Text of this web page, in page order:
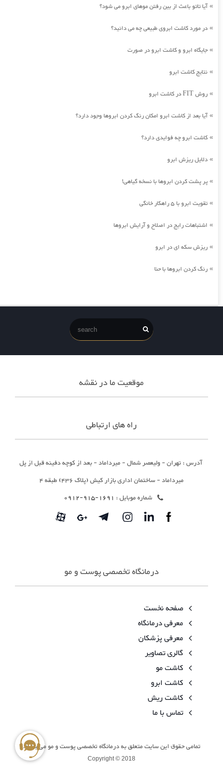
»آیا تاتو باعث از بین رفتن موهای ابرو می شود؟
» در مورد کاشت ابروی طبیعی چه می دانید؟
» جایگاه ابرو و کاشت ابرو در صورت
» نتایج کاشت ابرو
» روش FIT در کاشت ابرو
»آیا بعد از کاشت ابرو امکان رنگ کردن ابروها وجود دارد؟
» کاشت ابرو چه فوایدی دارد؟
» دلایل ریزش ابرو
» پر پشت کردن ابروها با نسخه گیاهی!
» تقویت ابرو با 5 راهکار خانگی
» اشتباهات رایج در اصلاح و آرایش ابروها
» ریزش سکه ای در ابرو
» رنگ کردن ابروها با حنا
موقعیت ما در نقشه
راه های ارتباطی
آدرس : تهران - ولیعصر شمال - میرداماد - بعد از کوچه دفینه قبل از پل
میرداماد - ساختمان اداری بازار کیش (پلاک 436) طبقه 4
شماره موبایل : 1691-915-0912
درمانگاه تخصصی پوست و مو
صفحه نخست
معرفی درمانگاه
معرفی پزشکان
گالری تصاویر
کاشت مو
کاشت ابرو
کاشت ریش
تماس با ما
تمامی حقوق این سایت متعلق به درمانگاه تخصصی پوست و مو می باشد.
Copyright © 2018